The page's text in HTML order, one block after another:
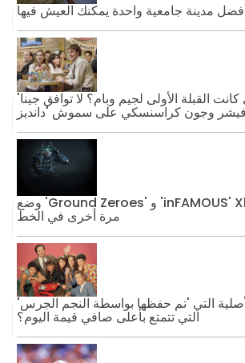
مدينة جامعية واحدة يمكنك العيش فيها
'المكتب': متى كانت القبلة الأولى لجيم وبام؟ لا توافق جينا
وضع 'Ground Zeroes' و 'inFAMOUS' Xbox و 'Titanfall'
مرة أخرى في الخط
التي 'تم حفظها بواسطة النجم الجرس'
التي تتمتع بأعلى صافي قيمة اليوم؟